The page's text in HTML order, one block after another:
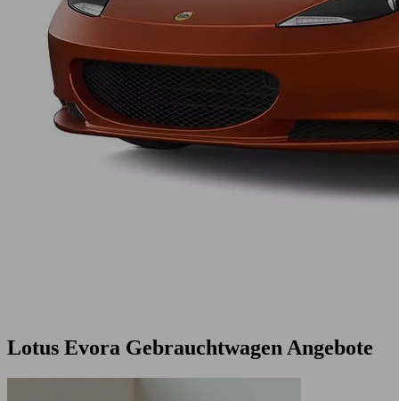
Lotus Evora Gebrauchtwagen Angebote